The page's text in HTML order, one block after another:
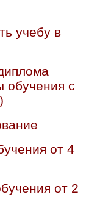
учебу в
обучения с
от 4
от 2